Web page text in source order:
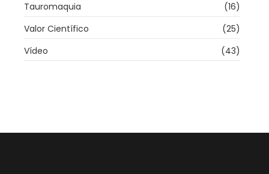
Tauromaquia
(16)
Valor Científico
(25)
Vídeo
(43)